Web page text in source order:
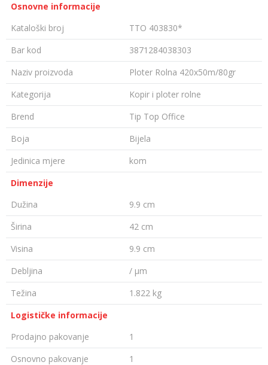
Osnovne informacije
Kataloški broj
TTO 403830*
Bar kod
3871284038303
Naziv proizvoda
Ploter Rolna 420x50m/80gr
Kategorija
Kopir i ploter rolne
Brend
Tip Top Office
Boja
Bijela
Jedinica mjere
kom
Dimenzije
Dužina
9.9 cm
Širina
42 cm
Visina
9.9 cm
Debljina
/ µm
Težina
1.822 kg
Logističke informacije
Prodajno pakovanje
1
Osnovno pakovanje
1